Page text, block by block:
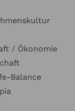
/ Ökonomie
Balance